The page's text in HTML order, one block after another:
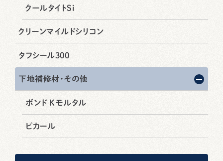
クールタイトSi
クリーンマイルドシリコン
タフシール300
下地補修材・その他
ボンド Kモルタル
ピカール